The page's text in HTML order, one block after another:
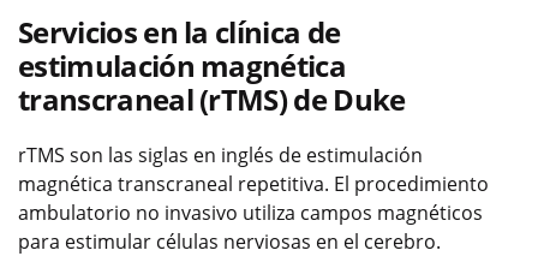
Servicios en la clínica de
estimulación magnética
transcraneal (rTMS) de Duke
rTMS son las siglas en inglés de estimulación
magnética transcraneal repetitiva. El procedimiento
ambulatorio no invasivo utiliza campos magnéticos
para estimular células nerviosas en el cerebro.